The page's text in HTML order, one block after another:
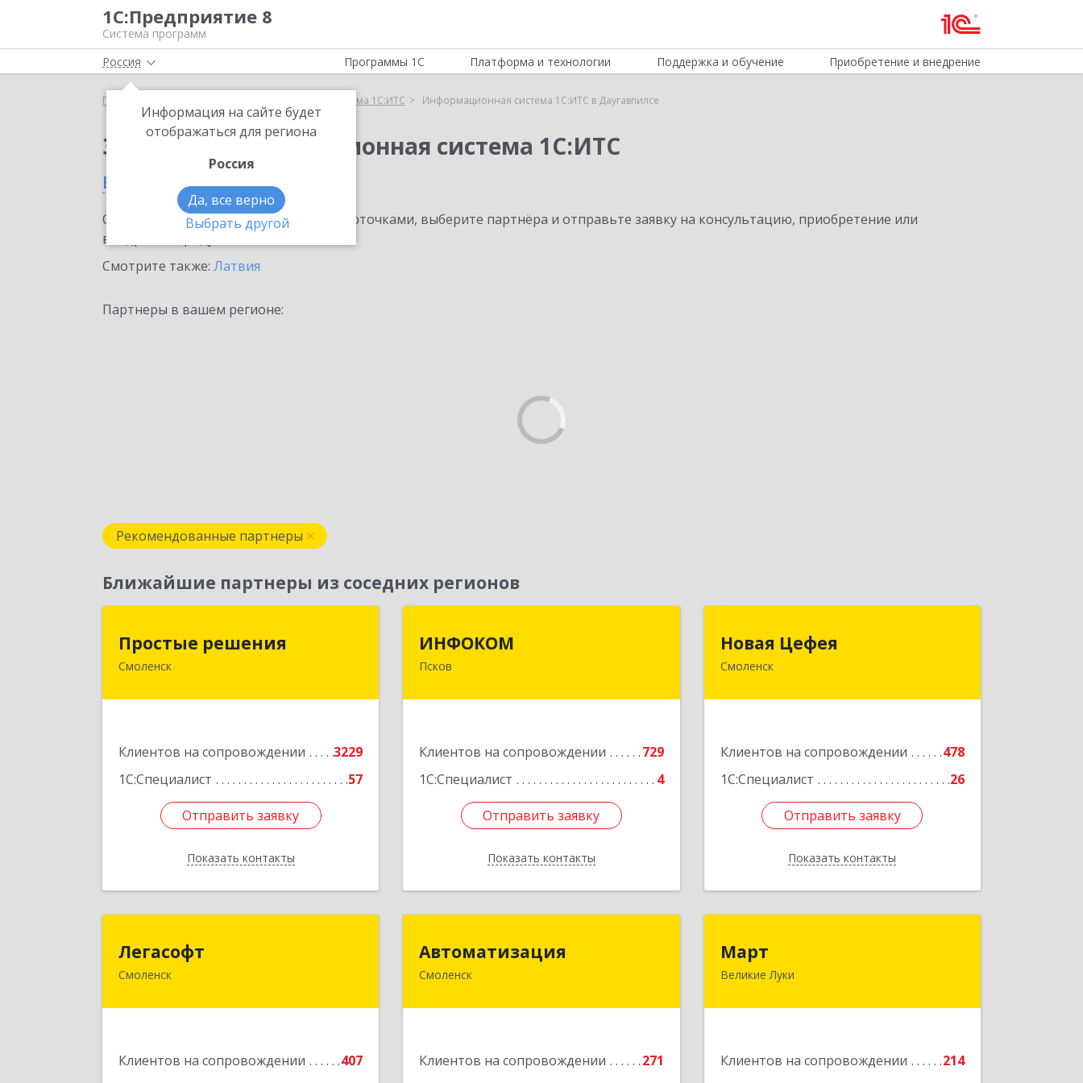
1С:Предприятие 8
Система программ
Россия
Информация на сайте будет
отображаться для региона
Россия
Да, все верно
Выбрать другой
Программы 1С Платформа и технологии Поддержка и обучение Приобретение и внедрение
Главная Информационная система 1С:ИТС Информационная система 1С:ИТС в Даугавпилсе
Заказать Информационная система 1С:ИТС
в Даугавпилсе
Ознакомьтесь с информационными карточками, выберите партнёра и отправьте заявку на консультацию, приобретение или
внедрение продукта.
Смотрите также: Латвия
Партнеры в вашем регионе:
Рекомендованные партнеры
Ближайшие партнеры из соседних регионов
Простые решения
Смоленск
Клиентов на сопровождении
3229
1С:Специалист
57
Отправить заявку
Показать контакты
214015, Смоленская обл, Смоленск г,
Подробнее
Отправить заявку
Назад
ИНФОКОМ
Псков
Клиентов на сопровождении
729
1С:Специалист
4
Отправить заявку
Показать контакты
Отправить заявку
Назад
Новая Цефея
Смоленск
Клиентов на сопровождении
478
1С:Специалист
26
Отправить заявку
Показать контакты
214018, Смоленская обл, Смоленск г,
Отправить заявку
Назад
Легасофт
Смоленск
Клиентов на сопровождении
407
214018, Смоленская обл, Смоленск г,
Автоматизация
Смоленск
Клиентов на сопровождении
271
214019, Смоленская обл, Смоленск г,
Подробнее
Март
Великие Луки
Клиентов на сопровождении
214
182113, Псковская обл, Великие Луки